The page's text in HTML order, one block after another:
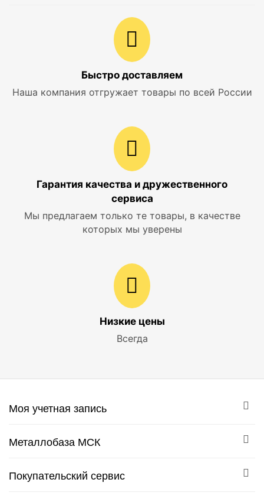
Быстро доставляем
Наша компания отгружает товары по всей России
Гарантия качества и дружественного
сервиса
Мы предлагаем только те товары, в качестве
которых мы уверены
Низкие цены
Всегда
Моя учетная запись
Металлобаза МСК
Покупательский сервис